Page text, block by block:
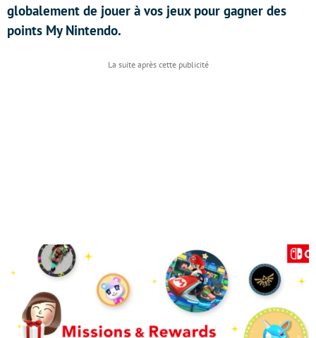
globalement de jouer à vos jeux pour gagner des
points My Nintendo.